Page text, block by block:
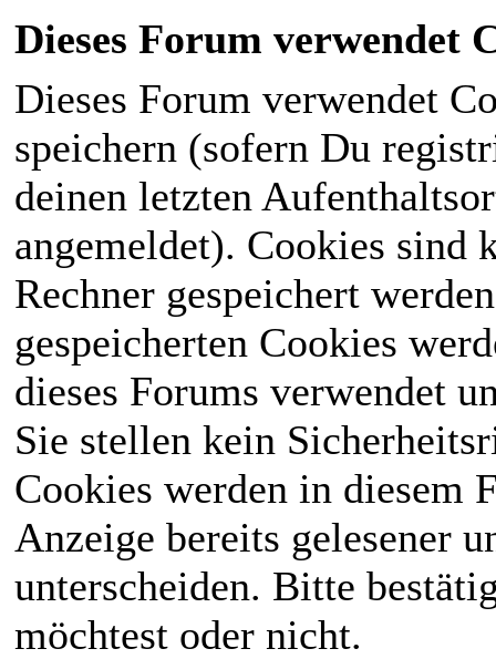
Dieses Forum verwendet
Dieses Forum verwendet
speichern (sofern Du
deinen letzten
angemeldet). Cookies sind
Rechner gespeichert
gespeicherten Cookies
dieses Forums verwendet
Sie stellen kein
Cookies werden in diesem
Anzeige bereits gelesener
unterscheiden. Bitte
möchtest oder nicht.